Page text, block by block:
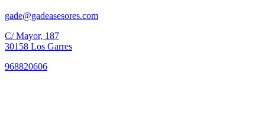
gade@gadeasesores.com
C/ Mayor, 187
30158 Los Garres
968820606